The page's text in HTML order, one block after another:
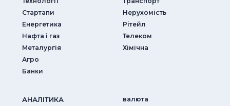
Стартапи
Енергетика
Нафта і газ
Металургія
Агро
Банки
Нерухомість
Рітейл
Телеком
Хімічна
АНАЛIТИКА
валюта